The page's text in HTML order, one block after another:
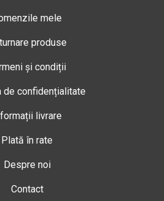
mele
produse
și condiții
de confidențialitate
livrare
Plată în rate
Despre noi
Contact